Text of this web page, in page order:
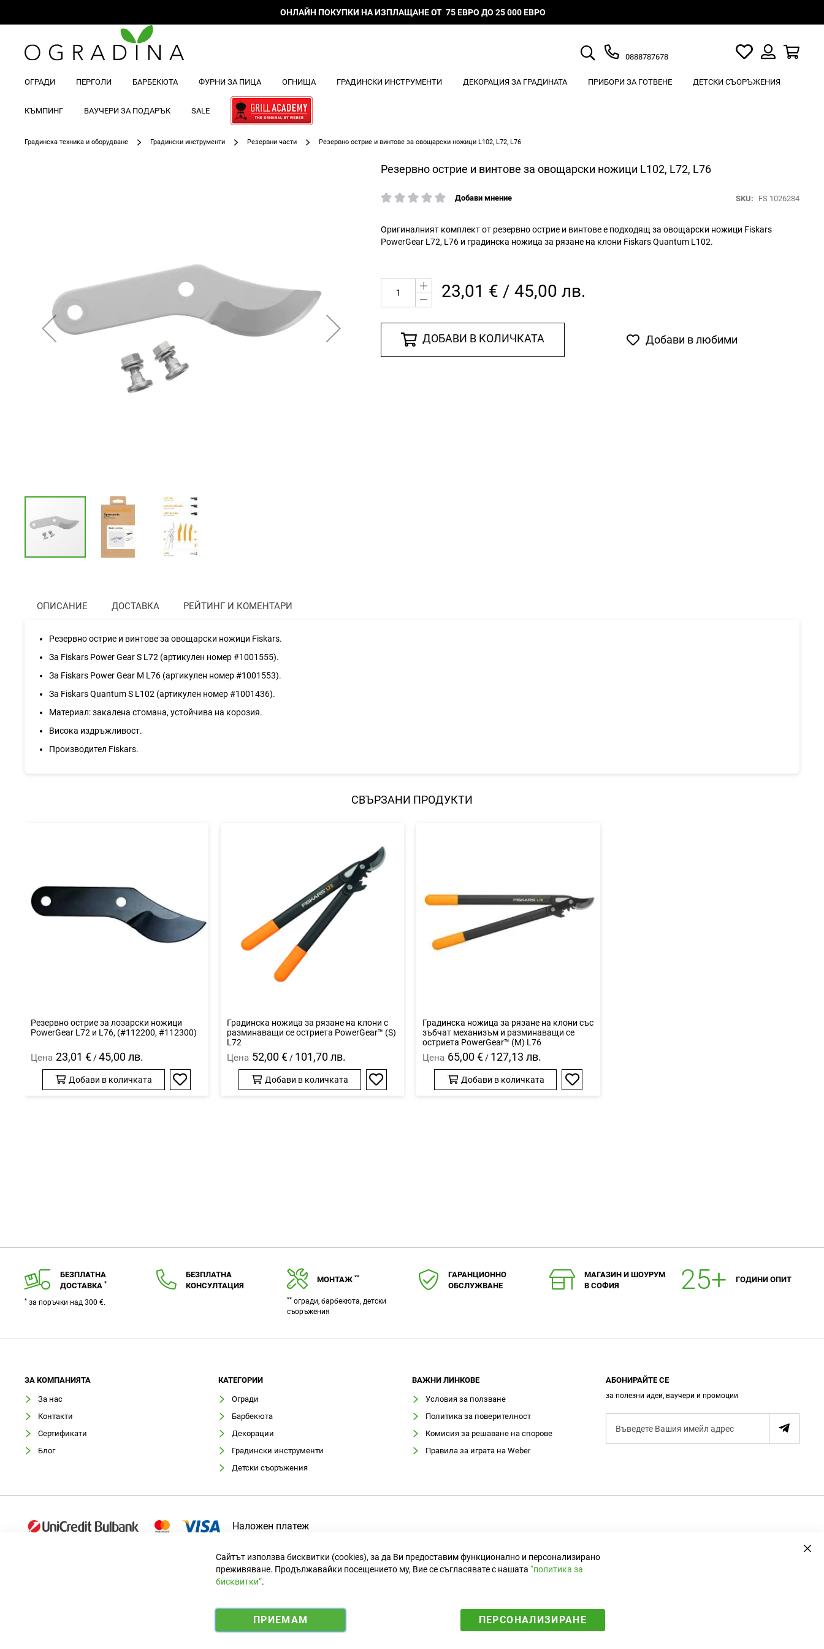
ОНЛАЙН ПОКУПКИ НА ИЗПЛАЩАНЕ ОТ 75 ЕВРО ДО 25 000 ЕВРО
Търсене
0888787678
Моят
списък
любими
ОГРАДИ ПЕРГОЛИ БАРБЕКЮТА ФУРНИ ЗА ПИЦА ОГНИЩА ГРАДИНСКИ ИНСТРУМЕНТИ ДЕКОРАЦИЯ ЗА ГРАДИНАТА ПРИБОРИ ЗА ГОТВЕНЕ ДЕТСКИ СЪОРЪЖЕНИЯ
КЪМПИНГ ВАУЧЕРИ ЗА ПОДАРЪК SALE
Градинска техника и оборудване Градински инструменти Резервни части Резервно острие и винтове за овощарски ножици L102, L72, L76
Резервно острие и винтове за овощарски ножици L102, L72, L76
рейтинг:
Добави мнение SKU FS 1026284
Оригиналният комплект от резервно острие и винтове е подходящ за овощарски ножици Fiskars
PowerGear L72, L76 и градинска ножица за рязане на клони Fiskars Quantum L102.
23,01 € / 45,00 лв.
ДОБАВИ В КОЛИЧКАТА Добави в любими
снимки
ОПИСАНИЕ
Резервно острие и винтове за овощарски ножици Fiskars.
За Fiskars Power Gear S L72 (артикулен номер #1001555).
За Fiskars Power Gear M L76 (артикулен номер #1001553).
За Fiskars Quantum S L102 (артикулен номер #1001436).
Материал: закалена стомана, устойчива на корозия.
Висока издръжливост.
Производител Fiskars.
ДОСТАВКА РЕЙТИНГ И КОМЕНТАРИ
СВЪРЗАНИ ПРОДУКТИ
Резервно острие за лозарски ножици
PowerGear L72 и L76, (#112200, #112300)
Цена 23,01 € /45,00 лв.
Добави в количката
Добави
Градинска ножица за рязане на клони с
разминаващи се остриета PowerGear™ (S)
L72
Цена 52,00 € / 101,70 лв.
Добави в количката
Добави
Градинска ножица за рязане на клони със
зъбчат механизъм и разминаващи се
остриета PowerGear™ (М) L76
Цена 65,00 € / 127,13 лв.
Добави в количката
Добави
БЕЗПЛАТНА
ДОСТАВКА *
* за поръчки над 300 €.
БЕЗПЛАТНА
КОНСУЛТАЦИЯ
МОНТАЖ **
** огради, барбекюта, детски
съоръжения
ГАРАНЦИОННО
ОБСЛУЖВАНЕ
МАГАЗИН И ШОУРУМ
В СОФИЯ
ГОДИНИ ОПИТ
ЗA КОМПАНИЯТА
За нас
Контакти
Сертификати
Блог
КАТЕГОРИИ
Огради
Барбекюта
Декорации
Градински инструменти
Детски съоръжения
ВАЖНИ ЛИНКОВЕ
Условия за ползване
Политика за поверителност
Комисия за решаване на спорове
Правила за играта на Weber
АБОНИРАЙТЕ СЕ
за полезни идеи, ваучери и промоции
А
о
н
Наложен платеж
© 2025 Ogradina.bg Всички права запазени. | Обменен курс: 1.95583 лв. за 1 €.
i
y
Сайтът използва бисквитки (cookies), за да Ви предоставим функционално и персонализирано
преживяване. Продължавайки посещението му, Вие се съгласявате с нашата “политика за
бисквитки”.
ПРИЕМАМ ПЕРСОНАЛИЗИРАНЕ